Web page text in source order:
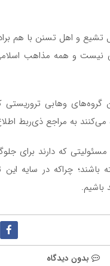
و اهل تسنن با هم
و همه مذاهب اسلامی
گروه‌های وهابی
به مراجع ذی‌ربط
که دارند برای
باشند؛ چراکه در سایه
باشیم.
بدون دیدگاه